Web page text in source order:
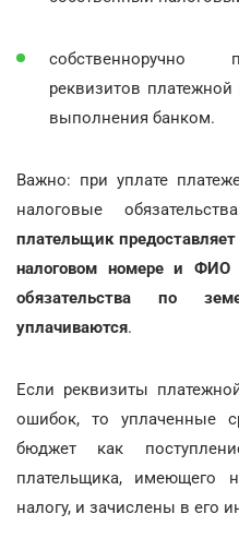
собственноручно
реквизитов
выполнения банком.
Важно: при уплате
налоговые
плательщик
налоговом номере и ФИО
обязательства по
уплачиваются.
Если реквизиты
ошибок, то уплаченные
бюджет как
плательщика, имеющего
налогу, и зачислены в его